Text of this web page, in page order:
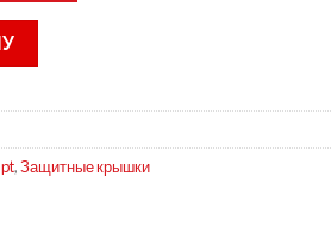
,Защитные крышки